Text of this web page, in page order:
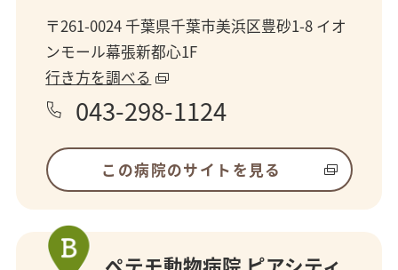
〒261-0024 千葉県千葉市美浜区豊砂1-8 イオ
ンモール幕張新都心1F
行き方を調べる
043-298-1124
この病院のサイトを見る